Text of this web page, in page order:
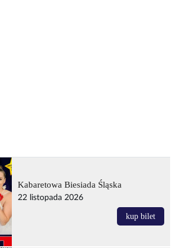
Kabaretowa Biesiada Śląska
22 listopada 2026
kup bilet